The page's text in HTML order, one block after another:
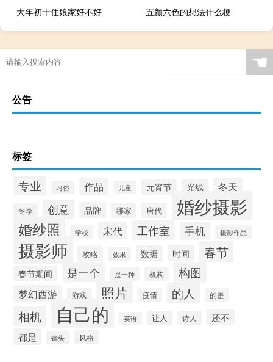
大年初十住娘家好不好
五颜六色的想法什么梗
☚
公告
标签
专业 习俗 作品 儿童 元宵节 光线 冬天
冬季 创意 品牌 哪家 唐代 婚纱摄影
婚纱照 学校 宋代 工作室 手机 摄影作品
摄影师 攻略 效果 数据 时间 春节
春节期间 是一个 是一种 机构 构图
梦幻西游 游戏 照片 疫情 的人 的是
相机 自己的 英语 让人 诗人
还不
都是
镜头 风格